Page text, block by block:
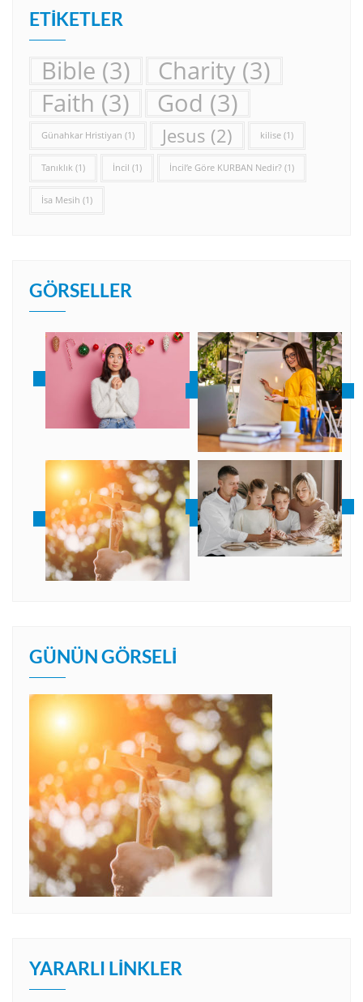
ETIKETLER
Bible (3) Charity (3)
Faith (3) God (3)
Günahkar Hristiyan (1) Jesus (2) kilise (1)
Tanıklık (1) İncil (1) İncil’e Göre KURBAN Nedir? (1)
İsa Mesih (1)
GÖRSELLER
GÜNÜN GÖRSELI
YARARLI LINKLER